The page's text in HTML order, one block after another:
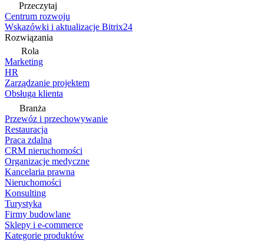
Przeczytaj
Centrum rozwoju
Wskazówki i aktualizacje Bitrix24
Rozwiązania
Rola
Marketing
HR
Zarządzanie projektem
Obsługa klienta
Branża
Przewóz i przechowywanie
Restauracja
Praca zdalna
CRM nieruchomości
Organizacje medyczne
Kancelaria prawna
Nieruchomości
Konsulting
Turystyka
Firmy budowlane
Sklepy i e-commerce
Kategorie produktów